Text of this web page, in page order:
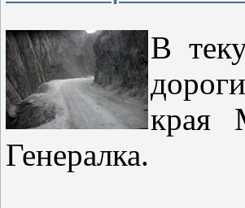
В
края
Генералка.